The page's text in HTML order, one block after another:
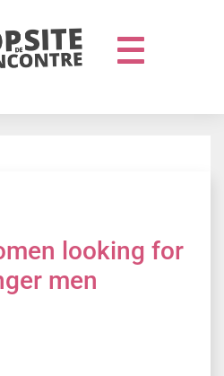
looking for
men